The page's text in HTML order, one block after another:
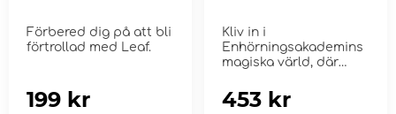
Förbered dig på att bli
förtrollad med Leaf.
199 kr
Kliv in i
Enhörningsakademins
magiska värld, där
453 kr